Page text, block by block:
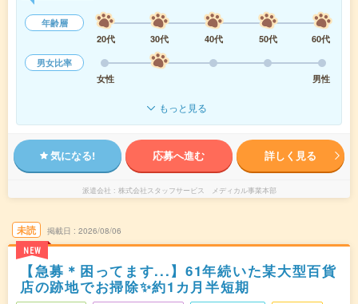
年齢層
20代
30代 40代 50代
60代
男女比率
女性
男性
もっと見る
気になる! 応募へ進む 詳しく見る
派遣会社 株式会社スタッフサービス メディカル事業本部
未読
NEW
掲載日 2026/08/06
【急募＊困ってます...】61年続いた某大型百貨
店の跡地でお掃除✨約1カ月半短期